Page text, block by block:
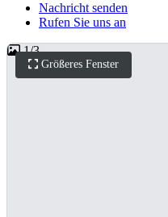
Nachricht senden
Rufen Sie uns an
Größeres Fenster
1/3